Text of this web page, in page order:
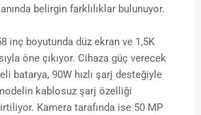
belirgin farklılıklar bulunuyor.
inç boyutunda düz ekran ve 1,5K
öne çıkıyor. Cihaza güç verecek
batarya, 90W hızlı şarj desteğiyle
kablosuz şarj özelliği
Kamera tarafında ise 50 MP